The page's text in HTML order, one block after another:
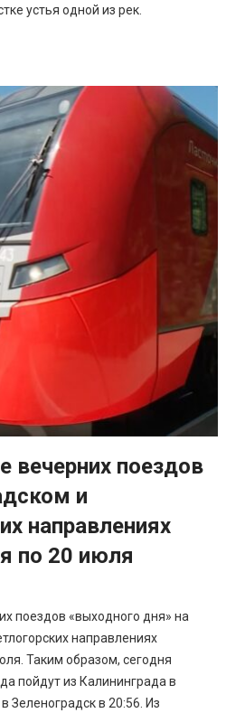
устья одной из рек.
вечерних поездов
и
направлениях
по 20 июля
поездов «выходного дня» на
направлениях
Таким образом, сегодня
пойдут из Калининграда в
Зеленоградск в 20:56. Из